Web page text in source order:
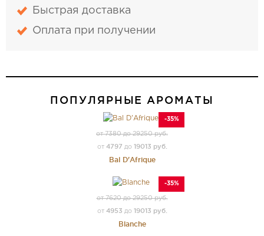
Быстрая доставка
Оплата при получении
ПОПУЛЯРНЫЕ АРОМАТЫ
-35%
от 7380 до 29250 руб.
от 4797 до 19013 руб.
Bal D'Afrique
-35%
от 7620 до 29250 руб.
от 4953 до 19013 руб.
Blanche